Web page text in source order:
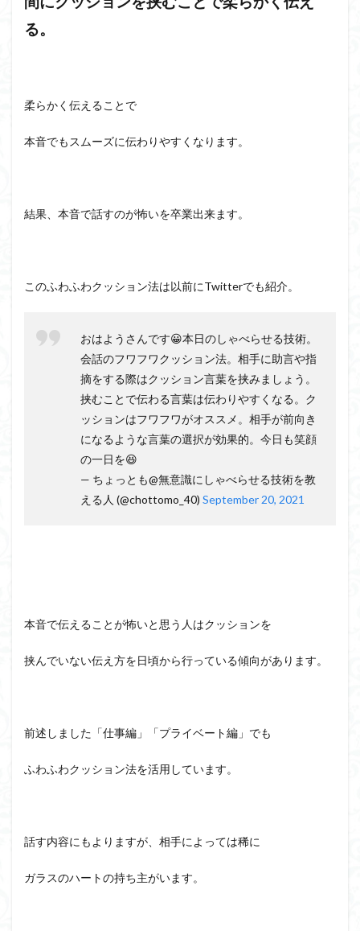
る。
柔らかく伝えることで
本音でもスムーズに伝わりやすくなります。
結果、本音で話すのが怖いを卒業出来ます。
このふわふわクッション法は以前にTwitterでも紹介。
おはようさんです😀本日のしゃべらせる技術。
会話のフワフワクッション法。相手に助言や指
摘をする際はクッション言葉を挟みましょう。
挟むことで伝わる言葉は伝わりやすくなる。ク
ッションはフワフワがオススメ。相手が前向き
になるような言葉の選択が効果的。今日も笑顔
の一日を😆
— ちょっとも@無意識にしゃべらせる技術を教
える人 (@chottomo_40) September 20, 2021
本音で伝えることが怖いと思う人はクッションを
挟んでいない伝え方を日頃から行っている傾向があります。
前述しました「仕事編」「プライベート編」でも
ふわふわクッション法を活用しています。
話す内容にもよりますが、相手によっては稀に
ガラスのハートの持ち主がいます。